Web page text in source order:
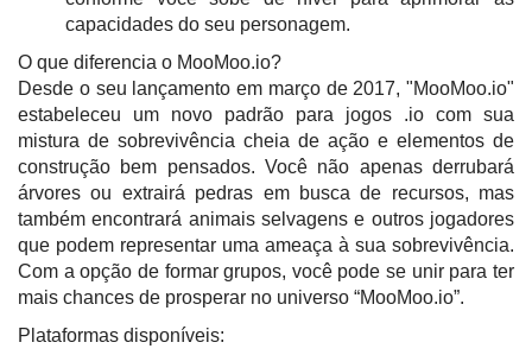
capacidades do seu personagem.
O que diferencia o MooMoo.io?
Desde o seu lançamento em março de 2017, "MooMoo.io"
estabeleceu um novo padrão para jogos .io com sua
mistura de sobrevivência cheia de ação e elementos de
construção bem pensados. Você não apenas derrubará
árvores ou extrairá pedras em busca de recursos, mas
também encontrará animais selvagens e outros jogadores
que podem representar uma ameaça à sua sobrevivência.
Com a opção de formar grupos, você pode se unir para ter
mais chances de prosperar no universo “MooMoo.io”.
Plataformas disponíveis: